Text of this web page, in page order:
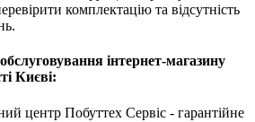
комплектацію та відсутність
інтернет-магазину
Києві:
центр Побуттех Сервіс - гарантійне